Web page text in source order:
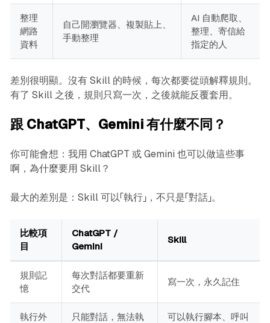
整理
網路
資料
自己開瀏覽器、複製貼上、
手動整理
AI 自動爬取、
整理、寄信給
指定的人
差別很明顯。沒有 Skill 的時候，每次都要從頭解釋規則。
有了 Skill 之後，規則只寫一次，之後就能反覆套用。
跟 ChatGPT、Gemini 有什麼不同？
你可能會想：我用 ChatGPT 或 Gemini 也可以做這些事
啊，為什麼要用 Skill？
最大的差別是：Skill 可以「執行」，不只是「對話」。
比較項
目
ChatGPT /
Gemini
Skill
規則記
憶
每次對話都要重新
交代
寫一次，永久記住
執行外
只能對話，無法執
可以執行腳本、呼叫